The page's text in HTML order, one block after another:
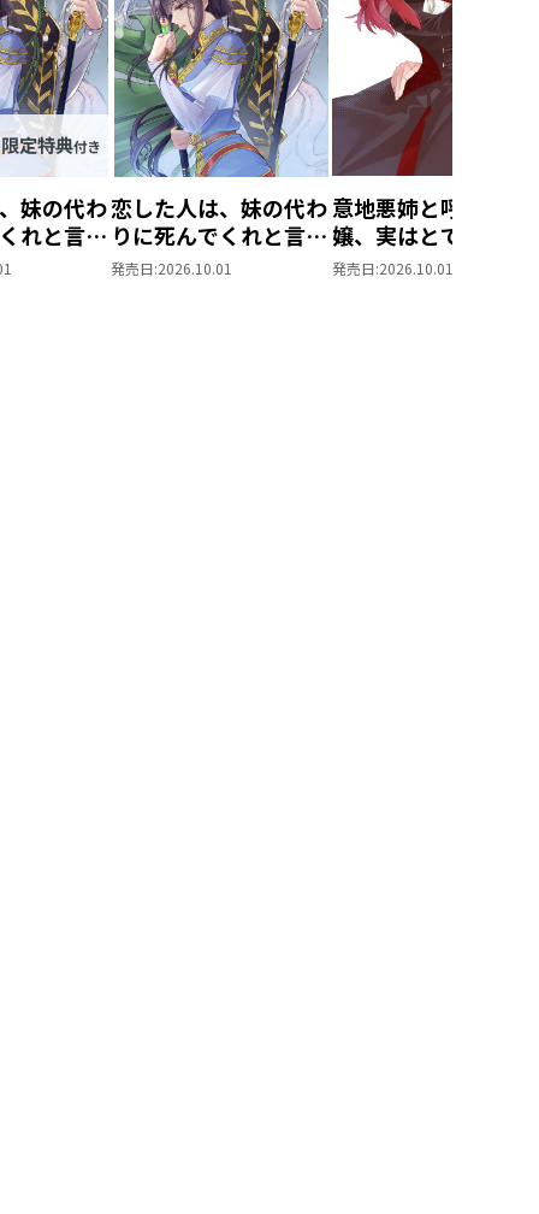
妹の代わ
れと言っ
婚した片
恋した人は、妹の代わ
りに死んでくれと言っ
た。―妹と結婚した片
発売日:2026.10.01
意地悪姉と呼ばれた
嬢、実はとても優れ
魔法使いでした。
発売日:2026.10.01